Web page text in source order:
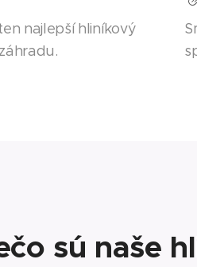
najlepší hliníkový
sú naše